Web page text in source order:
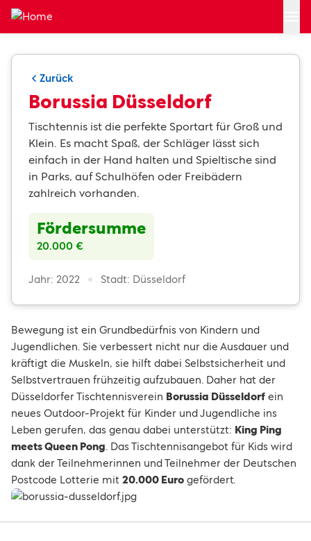
Zum Hauptinhalt springen
Zurück
Borussia Düsseldorf
Tischtennis ist die perfekte Sportart für Groß und
Klein. Es macht Spaß, der Schläger lässt sich
einfach in der Hand halten und Spieltische sind
in Parks, auf Schulhöfen oder Freibädern
zahlreich vorhanden.
Fördersumme
20.000 €
Jahr: 2022 Stadt: Düsseldorf
Bewegung ist ein Grundbedürfnis von Kindern und
Jugendlichen. Sie verbessert nicht nur die Ausdauer und
kräftigt die Muskeln, sie hilft dabei Selbstsicherheit und
Selbstvertrauen frühzeitig aufzubauen. Daher hat der
Düsseldorfer Tischtennisverein Borussia Düsseldorf ein
neues Outdoor-Projekt für Kinder und Jugendliche ins
Leben gerufen, das genau dabei unterstützt: King Ping
meets Queen Pong. Das Tischtennisangebot für Kids wird
dank der Teilnehmerinnen und Teilnehmer der Deutschen
Postcode Lotterie mit 20.000 Euro gefördert.